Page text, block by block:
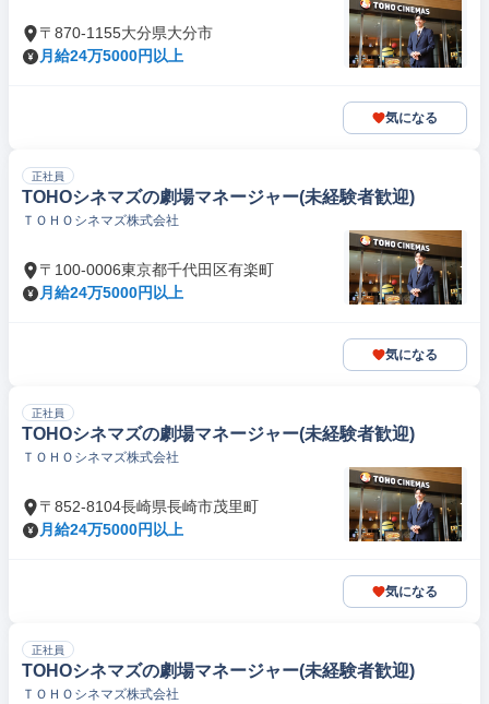
〒870-1155大分県大分市
月給24万5000円以上
気になる
正社員
TOHOシネマズの劇場マネージャー(未経験者歓迎)
ＴＯＨＯシネマズ株式会社
〒100-0006東京都千代田区有楽町
月給24万5000円以上
気になる
正社員
TOHOシネマズの劇場マネージャー(未経験者歓迎)
ＴＯＨＯシネマズ株式会社
〒852-8104長崎県長崎市茂里町
月給24万5000円以上
気になる
正社員
TOHOシネマズの劇場マネージャー(未経験者歓迎)
ＴＯＨＯシネマズ株式会社